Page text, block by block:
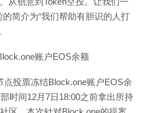
简介为“我们帮助有胆识的人打
账户EOS余额
投票冻结Block.one账户EOS余
时间12月7日18:00之前拿出所持